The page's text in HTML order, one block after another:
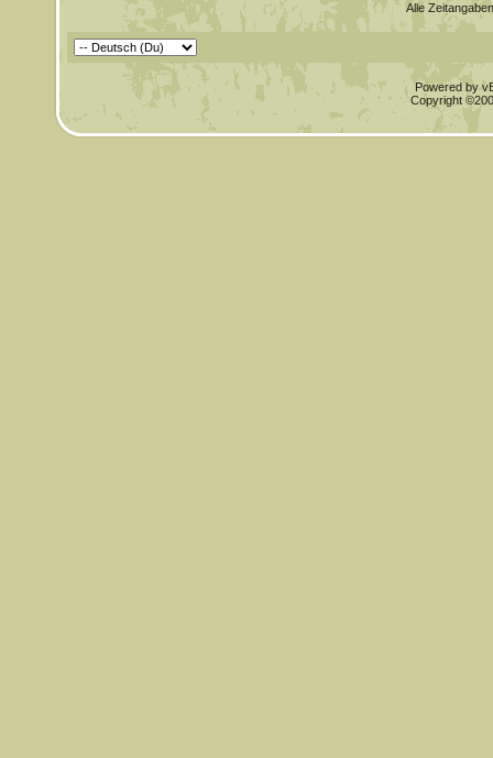
Alle
Powered by
Copyright